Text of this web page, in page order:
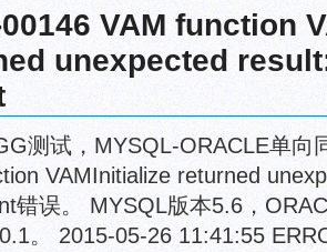
VAM function
unexpected
测试，MYSQL-ORACLE单
VAMInitialize returned
错误。 MYSQL版本5.6，
。 2015-05-26 11:41:55